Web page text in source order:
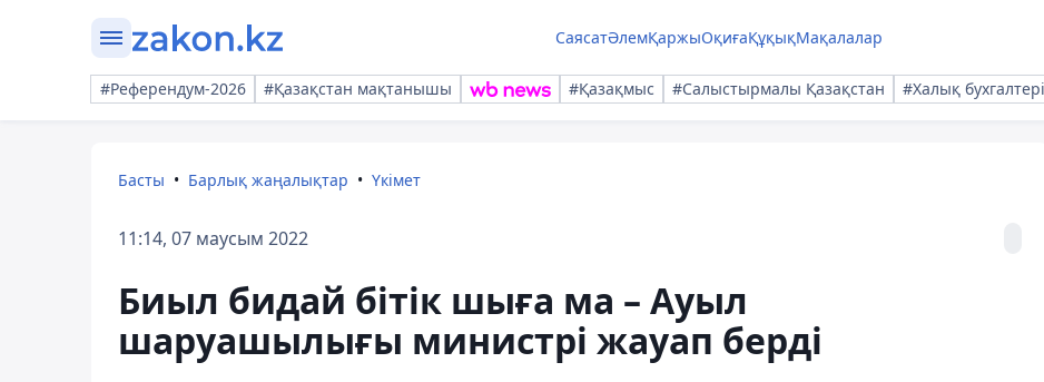
СаясатӘлемҚаржыОқиғаҚұқықМақалалар
#Референдум-2026 #Қазақстан мақтанышы #Қазақмыс #Салыстырмалы Қазақстан #Халық бухгалтері
Басты Барлық жаңалықтар Үкімет
11:14, 07 маусым 2022
Биыл бидай бітік шыға ма – Ауыл
шаруашылығы министрі жауап берді